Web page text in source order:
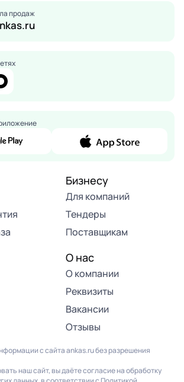
продаж
Бизнесу
Для компаний
Тендеры
Поставщикам
О нас
О компании
Реквизиты
Вакансии
Отзывы
с сайта ankas.ru без разрешения
наш сайт, вы даёте согласие на обработку